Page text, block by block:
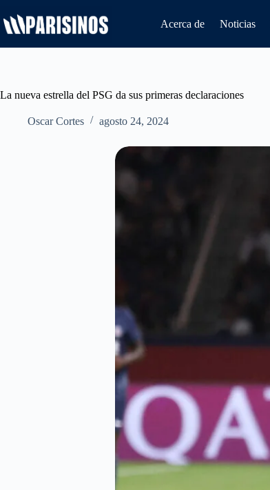
al
contenido
Acerca de Noticias
La nueva estrella del PSG da sus primeras declaraciones
Oscar Cortes agosto 24, 2024